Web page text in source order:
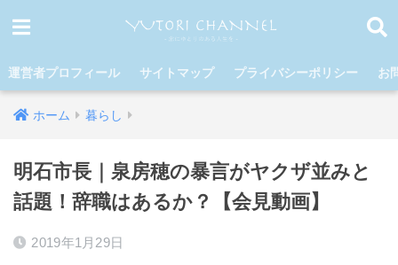
運営者プロフィール サイトマップ プライバシーポリシー お
ホーム 暮らし
明石市長｜泉房穂の暴言がヤクザ並みと
話題！辞職はあるか？【会見動画】
2019年1月29日